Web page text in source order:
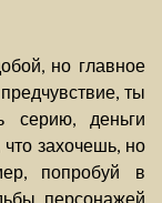
но главное
ты
серию, деньги
захочешь, но
попробуй в
персонажей